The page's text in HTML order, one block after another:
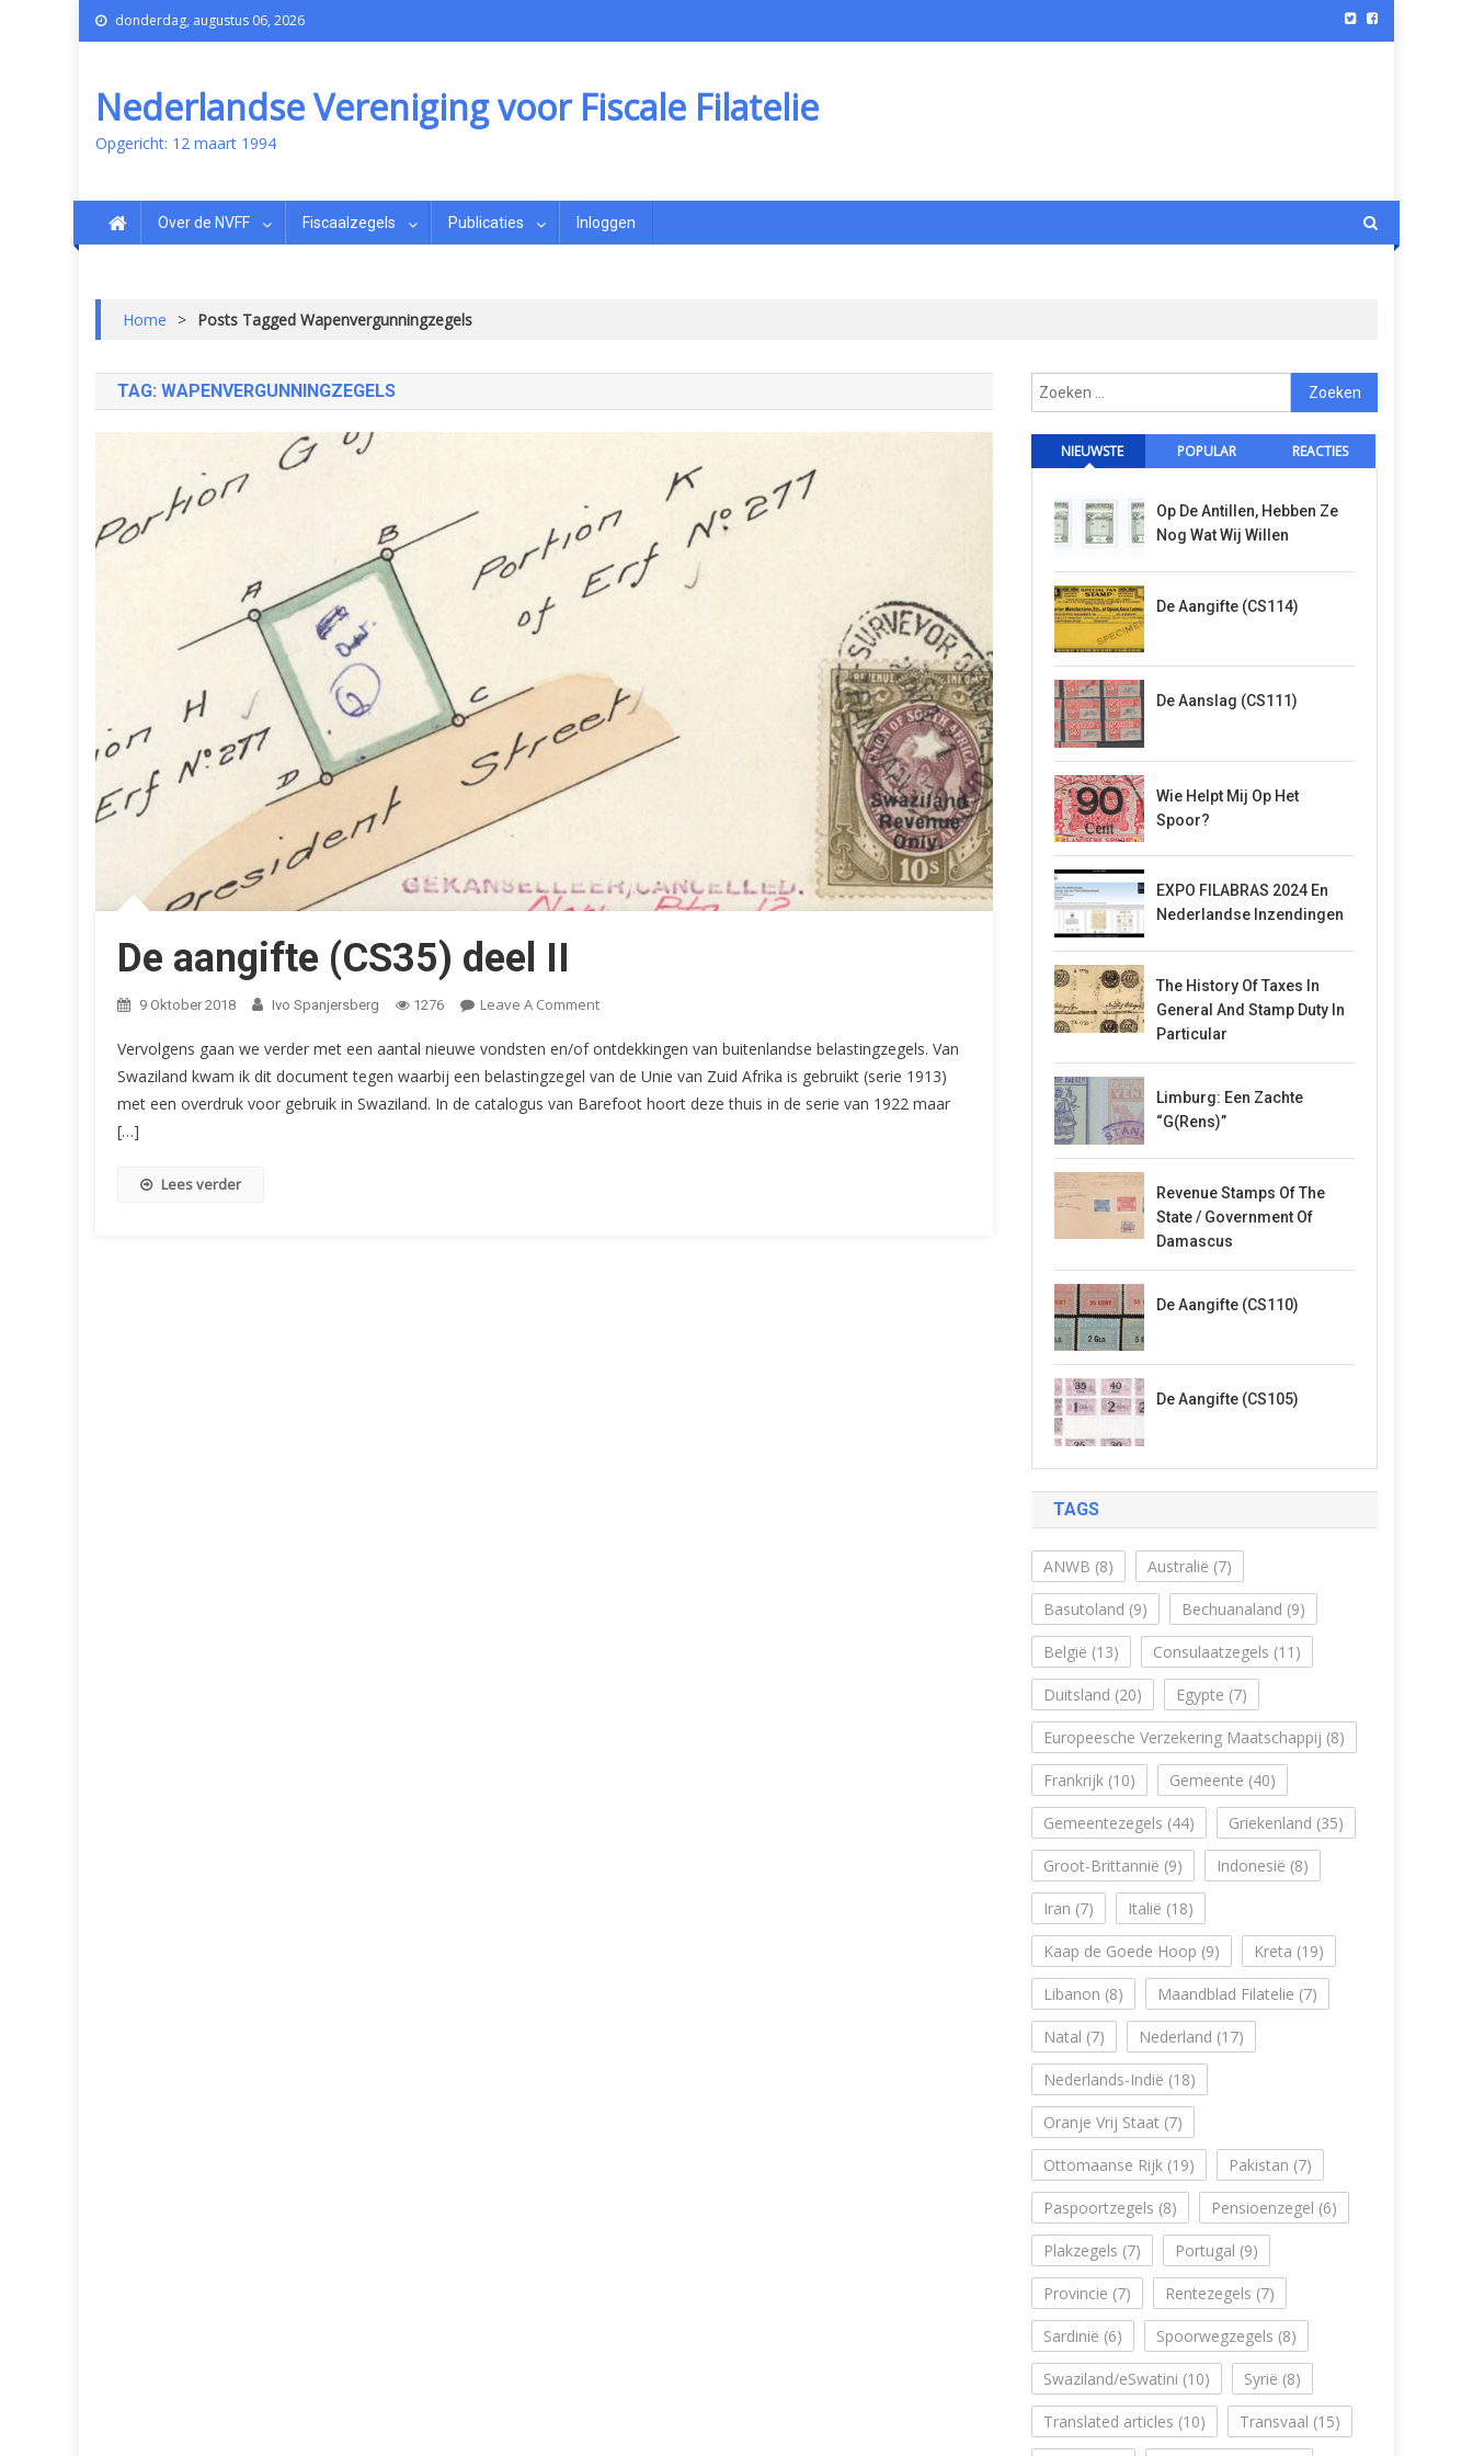
donderdag, augustus 06, 2026
Nederlandse Vereniging voor Fiscale Filatelie
Opgericht: 12 maart 1994
Over de NVFF Fiscaalzegels Publicaties Inloggen
Home > Posts Tagged Wapenvergunningzegels
TAG: WAPENVERGUNNINGZEGELS
De aangifte (CS35) deel II
9 Oktober 2018 Ivo Spanjersberg 1276 Leave A CommentOn
Aangifte
(CS35)
Deel
Vervolgens gaan we verder met een aantal nieuwe vondsten en/of ontdekkingen van buitenlandse belastingzegels. Van
Swaziland kwam ik dit document tegen waarbij een belastingzegel van de Unie van Zuid Afrika is gebruikt (serie 1913)
met een overdruk voor gebruik in Swaziland. In de catalogus van Barefoot hoort deze thuis in de serie van 1922 maar
[…]
Lees verder
Zoeken
naar:
NIEUWSTE POPULAR REACTIES
Op De Antillen, Hebben Ze
Nog Wat Wij Willen
De Aangifte (CS114)
De Aanslag (CS111)
Wie Helpt Mij Op Het
Spoor?
EXPO FILABRAS 2024 En
Nederlandse Inzendingen
The History Of Taxes In
General And Stamp Duty In
Particular
Limburg: Een Zachte
“G(rens)”
Revenue Stamps Of The
State / Government Of
Damascus
De Aangifte (CS110)
De Aangifte (CS105)
TAGS
ANWB (8) Australië (7)
Basutoland (9) Bechuanaland (9)
België (13) Consulaatzegels (11)
Duitsland (20) Egypte (7)
Europeesche Verzekering Maatschappij (8)
Frankrijk (10) Gemeente (40)
Gemeentezegels (44) Griekenland (35)
Groot-Brittannië (9) Indonesië (8)
Iran (7) Italië (18)
Kaap de Goede Hoop (9) Kreta (19)
Libanon (8) Maandblad Filatelie (7)
Natal (7) Nederland (17)
Nederlands-Indië (18)
Oranje Vrij Staat (7)
Ottomaanse Rijk (19) Pakistan (7)
Paspoortzegels (8) Pensioenzegel (6)
Plakzegels (7) Portugal (9)
Provincie (7) Rentezegels (7)
Sardinië (6) Spoorwegzegels (8)
Swaziland/eSwatini (10) Syrië (8)
Translated articles (10) Transvaal (15)